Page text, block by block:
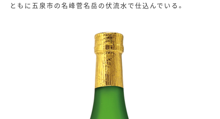
ともに五泉市の名峰菅名岳の伏流水で仕込んでいる。